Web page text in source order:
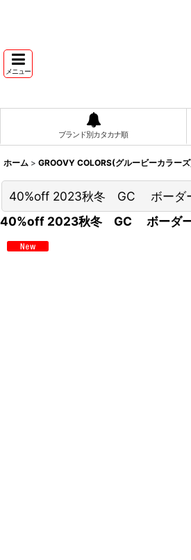
メニュー
ブランド別カタカナ順
ホーム > GROOVY COLORS(グルービーカラー
40%off 2023秋冬 GC ボーダ
40%off 2023秋冬 GC ボーダー